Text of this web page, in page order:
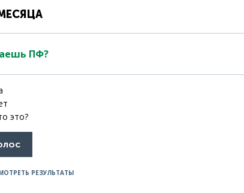
ПФ?
это?
РЕЗУЛЬТАТЫ